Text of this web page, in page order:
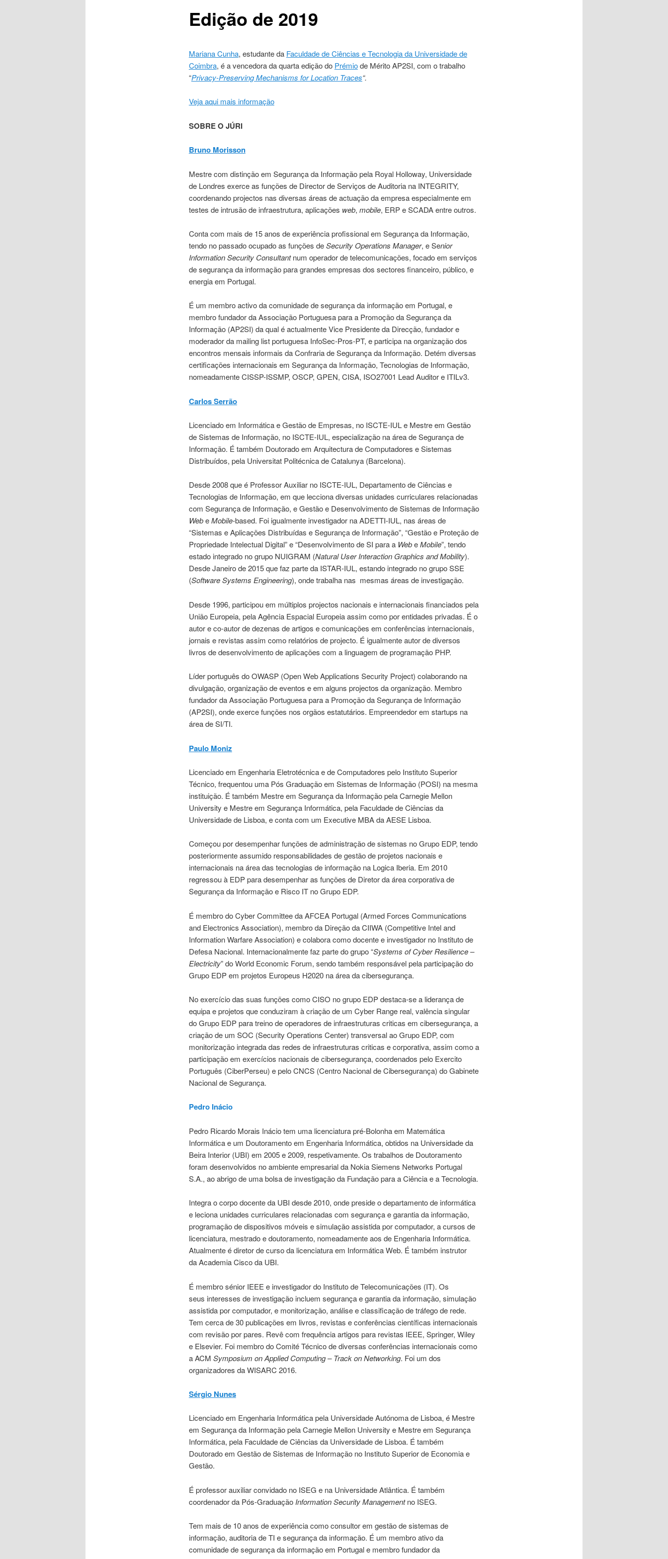
Edição de 2019
Mariana Cunha, estudante da Faculdade de Ciências e Tecnologia da Universidade de
Coimbra, é a vencedora da quarta edição do Prémiode Mérito AP2SI, com o trabalho
“Privacy-Preserving Mechanisms for Location Traces“.
Veja aqui mais informação
SOBRE O JÚRI
Bruno Morisson
Mestre com distinção em Segurança da Informação pela Royal Holloway, Universidade
de Londres exerce as funções de Director de Serviços de Auditoria na INTEGRITY,
coordenando projectos nas diversas áreas de actuação da empresa especialmente em
testes de intrusão de infraestrutura, aplicações web, mobile, ERP e SCADA entre outros.
Conta com mais de 15 anos de experiência profissional em Segurança da Informação,
tendo no passado ocupado as funções deSecurity Operations Manager, e Senior
Information Security Consultantnum operador de telecomunicações, focado em serviços
de segurança da informação para grandes empresas dos sectores financeiro, público, e
energia em Portugal.
É um membro activo da comunidade de segurança da informação em Portugal, e
membro fundador da Associação Portuguesa para a Promoção da Segurança da
Informação (AP2SI) da qual é actualmente Vice Presidente da Direcção, fundador e
moderador da mailing list portuguesa InfoSec-Pros-PT, e participa na organização dos
encontros mensais informais da Confraria de Segurança da Informação. Detém diversas
certificações internacionais em Segurança da Informação, Tecnologias de Informação,
nomeadamente CISSP-ISSMP, OSCP, GPEN, CISA, ISO27001 Lead Auditor e ITILv3.
Carlos Serrão
Licenciado em Informática e Gestão de Empresas, no ISCTE-IUL e Mestre em Gestão
de Sistemas de Informação, no ISCTE-IUL, especialização na área de Segurança de
Informação. É também Doutorado em Arquitectura de Computadores e Sistemas
Distribuídos, pela Universitat Politécnica de Catalunya (Barcelona).
Desde 2008 que é Professor Auxiliar no ISCTE-IUL, Departamento de Ciências e
Tecnologias de Informação, em que lecciona diversas unidades curriculares relacionadas
com Segurança de Informação, e Gestão e Desenvolvimento de Sistemas de Informação
WebeMobile-based. Foi igualmente investigador na ADETTI-IUL, nas áreas de
“Sistemas e Aplicações Distribuídas e Segurança de Informação”, “Gestão e Proteção de
Propriedade Intelectual Digital” e “Desenvolvimento de SI para a WebeMobile”, tendo
estado integrado no grupo NUIGRAM (Natural User Interaction Graphics and Mobility).
Desde Janeiro de 2015 que faz parte da ISTAR-IUL, estando integrado no grupo SSE
(Software Systems Engineering), onde trabalha nas mesmas áreas de investigação.
Desde 1996, participou em múltiplos projectos nacionais e internacionais financiados pela
União Europeia, pela Agência Espacial Europeia assim como por entidades privadas. É o
autor e co-autor de dezenas de artigos e comunicações em conferências internacionais,
jornais e revistas assim como relatórios de projecto. É igualmente autor de diversos
livros de desenvolvimento de aplicações com a linguagem de programação PHP.
Líder português do OWASP (Open Web Applications Security Project) colaborando na
divulgação, organização de eventos e em alguns projectos da organização. Membro
fundador da Associação Portuguesa para a Promoção da Segurança de Informação
(AP2SI), onde exerce funções nos orgãos estatutários. Empreendedor em startups na
área de SI/TI.
Paulo Moniz
Licenciado em Engenharia Eletrotécnica e de Computadores pelo Instituto Superior
Técnico, frequentou uma Pós Graduação em Sistemas de Informação (POSI) na mesma
instituição. É também Mestre em Segurança da Informação pela Carnegie Mellon
University e Mestre em Segurança Informática, pela Faculdade de Ciências da
Universidade de Lisboa, e conta com um Executive MBA da AESE Lisboa.
Começou por desempenhar funções de administração de sistemas no Grupo EDP, tendo
posteriormente assumido responsabilidades de gestão de projetos nacionais e
internacionais na área das tecnologias de informação na Logica Iberia. Em 2010
regressou à EDP para desempenhar as funções de Diretor da área corporativa de
Segurança da Informação e Risco IT no Grupo EDP.
É membro do Cyber Committee da AFCEA Portugal (Armed Forces Communications
and Electronics Association), membro da Direção da CIIWA (Competitive Intel and
Information Warfare Association) e colabora como docente e investigador no Instituto de
Defesa Nacional. Internacionalmente faz parte do grupo “Systems of Cyber Resilience –
Electricity” do World Economic Forum, sendo também responsável pela participação do
Grupo EDP em projetos Europeus H2020 na área da cibersegurança.
No exercício das suas funções como CISO no grupo EDP destaca-se a liderança de
equipa e projetos que conduziram à criação de um Cyber Range real, valência singular
do Grupo EDP para treino de operadores de infraestruturas criticas em cibersegurança, a
criação de um SOC (Security Operations Center) transversal ao Grupo EDP, com
monitorização integrada das redes de infraestruturas criticas e corporativa, assim como a
participação em exercícios nacionais de cibersegurança, coordenados pelo Exercito
Português (CiberPerseu) e pelo CNCS (Centro Nacional de Cibersegurança) do Gabinete
Nacional de Segurança.
Pedro Inácio
Pedro Ricardo Morais Inácio tem uma licenciatura pré-Bolonha em Matemática
Informática e um Doutoramento em Engenharia Informática, obtidos na Universidade da
Beira Interior (UBI) em 2005 e 2009, respetivamente. Os trabalhos de Doutoramento
foram desenvolvidos no ambiente empresarial da Nokia Siemens Networks Portugal
S.A., ao abrigo de uma bolsa de investigação da Fundação para a Ciência e a Tecnologia.
Integra o corpo docente da UBI desde 2010, onde preside o departamento de informática
e leciona unidades curriculares relacionadas com segurança e garantia da informação,
programação de dispositivos móveis e simulação assistida por computador, a cursos de
licenciatura, mestrado e doutoramento, nomeadamente aos de Engenharia Informática.
Atualmente é diretor de curso da licenciatura em Informática Web. É também instrutor
da Academia Cisco da UBI.
É membro sénior IEEE e investigador do Instituto de Telecomunicações (IT). Os
seus interesses de investigação incluem segurança e garantia da informação, simulação
assistida por computador, e monitorização, análise e classificação de tráfego de rede.
Tem cerca de 30 publicações em livros, revistas e conferências científicas internacionais
com revisão por pares. Revê com frequência artigos para revistas IEEE, Springer, Wiley
e Elsevier. Foi membro do Comité Técnico de diversas conferências internacionais como
a ACM Symposium on Applied Computing – Track on Networking. Foi um dos
organizadores da WISARC 2016.
Sérgio Nunes
Licenciado em Engenharia Informática pela Universidade Autónoma de Lisboa, é Mestre
em Segurança da Informação pela Carnegie Mellon University e Mestre em Segurança
Informática, pela Faculdade de Ciências da Universidade de Lisboa. É também
Doutorado em Gestão de Sistemas de Informação no Instituto Superior de Economia e
Gestão.
É professor auxiliar convidado no ISEG e na Universidade Atlântica. É também
coordenador da Pós-Graduação Information Security Managementno ISEG.
Tem mais de 10 anos de experiência como consultor em gestão de sistemas de
informação, auditoria de TI e segurança da informação. É um membro ativo da
comunidade de segurança da informação em Portugal e membro fundador da